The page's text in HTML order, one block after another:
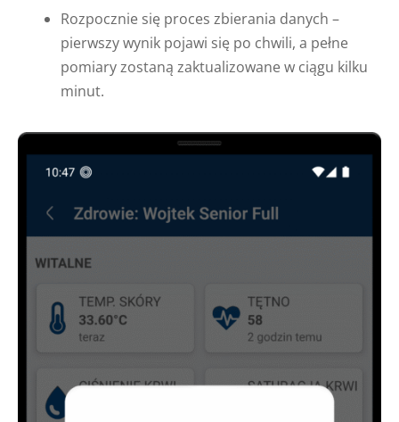
Rozpocznie się proces zbierania danych –
pierwszy wynik pojawi się po chwili, a pełne
pomiary zostaną zaktualizowane w ciągu kilku
minut.